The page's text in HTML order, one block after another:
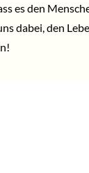
es den
dabei, den